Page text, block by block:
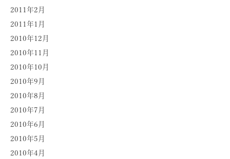
2011年2月
2011年1月
2010年12月
2010年11月
2010年10月
2010年9月
2010年8月
2010年7月
2010年6月
2010年5月
2010年4月